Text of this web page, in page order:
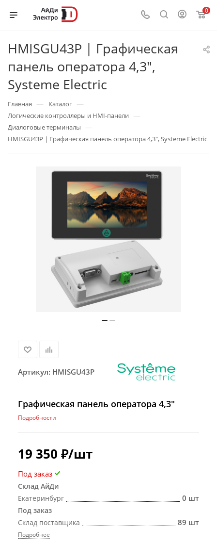
0
HMISGU43P | Графическая
панель оператора 4,3",
Systeme Electric
Главная — Каталог —
Логические контроллеры и HMI-панели —
Диалоговые терминалы —
HMISGU43P | Графическая панель оператора 4,3", Systeme Electric
Артикул: HMISGU43P
Графическая панель оператора 4,3"
Подробности
19 350 ₽/шт
Под заказ
Склад АйДи
Екатеринбург
0 шт
Под заказ
Склад поставщика
89 шт
Подробнее